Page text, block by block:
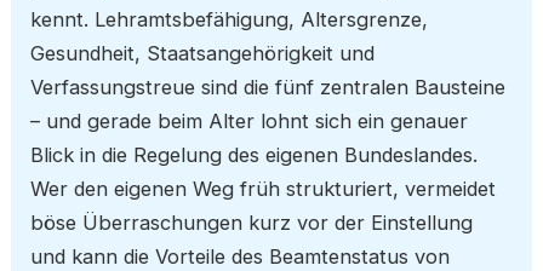
kennt. Lehramtsbefähigung, Altersgrenze,
Gesundheit, Staatsangehörigkeit und
Verfassungstreue sind die fünf zentralen Bausteine
– und gerade beim Alter lohnt sich ein genauer
Blick in die Regelung des eigenen Bundeslandes.
Wer den eigenen Weg früh strukturiert, vermeidet
böse Überraschungen kurz vor der Einstellung
und kann die Vorteile des Beamtenstatus von